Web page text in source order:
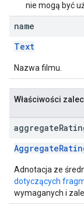
nie mogą być
name
Text
Nazwa filmu.
Właściwości
aggregate
Adnotacja ze
dotyczących
wymaganych i